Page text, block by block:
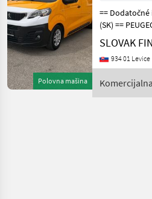
Polovna mašina
VIN 592
==
(SK) == PEUGEOT EXPERT
2.0 HDI L3H1
dodávka r.v.10/
801 km, EURO 6, 90kW, 1997
miesta na sed
SLOVAK
934 01 Levice
Peugeot